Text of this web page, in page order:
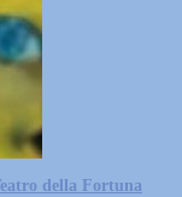
della Fortuna